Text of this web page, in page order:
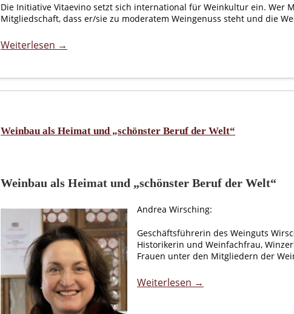
Die Initiative Vitaevino setzt sich international für Weinkultur ein. Wer
Mitgliedschaft, dass er/sie zu moderatem Weingenuss steht und die
Weiterlesen →
Weinbau als Heimat und „schönster Beruf der Welt“
Weinbau als Heimat und „schönster Beruf der Welt“
Andrea Wirsching:
Geschäftsführerin des Weinguts
Historikerin und Weinfachfrau,
Frauen unter den Mitgliedern der
Weiterlesen →